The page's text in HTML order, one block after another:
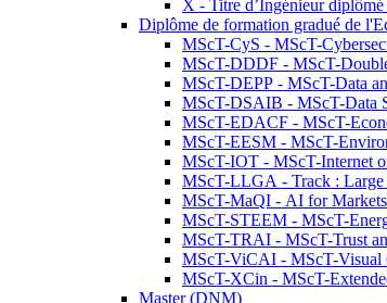
X - Titre d’Ingénieur
Diplôme de formation gradué de
MScT-CyS - MScT-
MScT-DDDF - MScT-
MScT-DEPP - MScT-Data
MScT-DSAIB - MScT-Data
MScT-EDACF - MScT-
MScT-EESM - MScT-
MScT-IOT - MScT-Internet
MScT-LLGA - Track : Large
MScT-MaQI - AI for
MScT-STEEM - MScT-
MScT-TRAI - MScT-Trust
MScT-ViCAI - MScT-Visual
MScT-XCin - MScT-
Master (DNM)